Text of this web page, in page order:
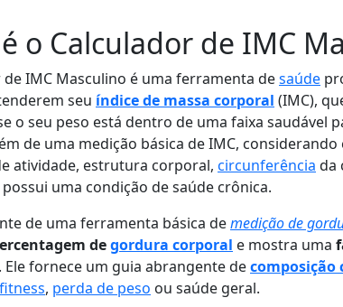
o Calculador de IMC
de IMC Masculino é uma ferramenta desaúde
seu índice de massa corporal (IMC),
o seu peso está dentro de uma faixa saudável
de uma medição básica de IMC,
atividade, estrutura corporal, circunferência da
uma condição de saúde crônica.
de uma ferramenta básica demedição de
degordura corporal e mostra uma
Ele fornece um guia abrangente decomposição
fitness, perda de peso ou saúde geral.